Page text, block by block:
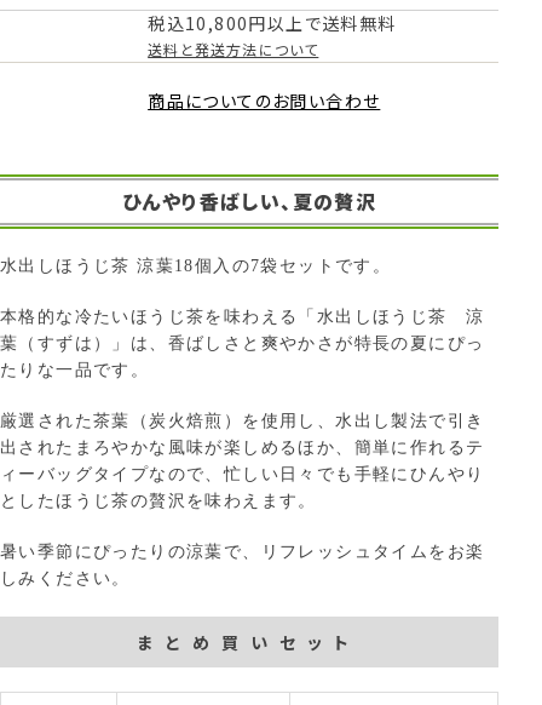
税込10,800円以上で送料無料
送料と発送方法について
商品についてのお問い合わせ
ひんやり香ばしい、夏の贅沢
水出しほうじ茶 涼葉18個入の7袋セットです。
本格的な冷たいほうじ茶を味わえる「水出しほうじ茶 涼
葉（すずは）」は、香ばしさと爽やかさが特長の夏にぴっ
たりな一品です。
厳選された茶葉（炭火焙煎）を使用し、水出し製法で引き
出されたまろやかな風味が楽しめるほか、簡単に作れるテ
ィーバッグタイプなので、忙しい日々でも手軽にひんやり
としたほうじ茶の贅沢を味わえます。
暑い季節にぴったりの涼葉で、リフレッシュタイムをお楽
しみください。
まとめ買いセット